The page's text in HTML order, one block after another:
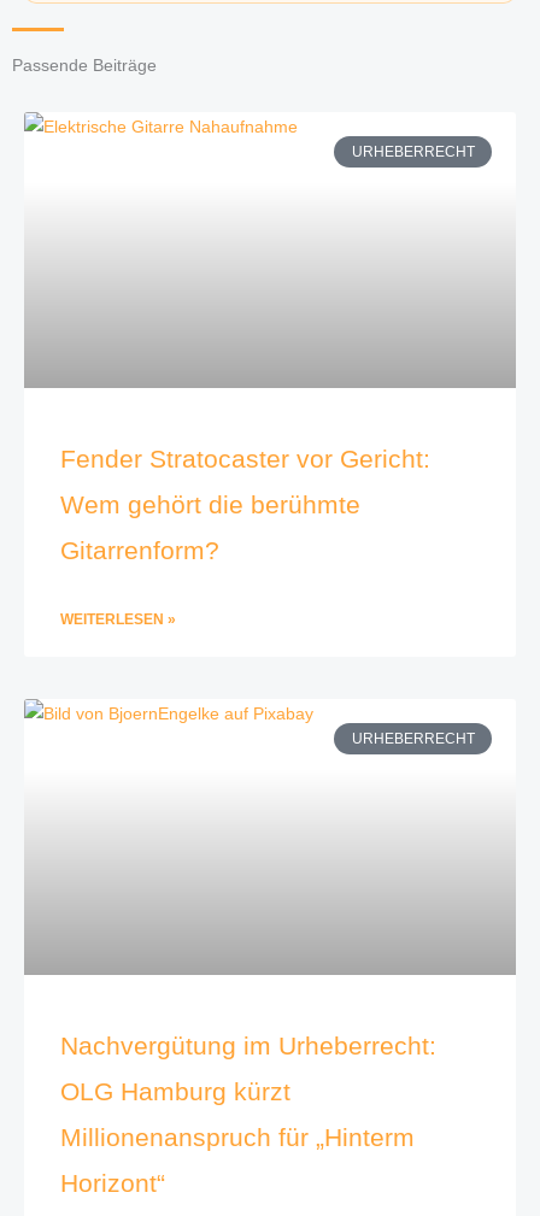
Passende Beiträge
URHEBERRECHT
Fender Stratocaster vor Gericht:
Wem gehört die berühmte
Gitarrenform?
WEITERLESEN »
URHEBERRECHT
Nachvergütung im Urheberrecht:
OLG Hamburg kürzt
Millionenanspruch für „Hinterm
Horizont“